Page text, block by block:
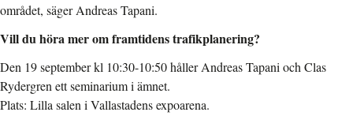
området, säger Andreas Tapani.
Vill du höra mer om framtidens trafikplanering?
Den 19 september kl 10:30-10:50 håller Andreas Tapani och Clas
Rydergren ett seminarium i ämnet.
Plats: Lilla salen i Vallastadens expoarena.